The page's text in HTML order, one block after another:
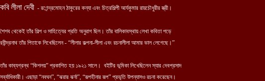
কবি লীলা দেবী - রণেন্দ্রমোহন ঠাকুরের কন্যা এবং চিত্রশিল্পী আর্যকুমার রায়চৌধুরীর স্ত্রী।
শৈশব থেকেই তাঁর শিল্প ও সাহিত্যের প্রতি অনুরাগ ছিল। তাঁর বালিকাবস্থায় লেখা কবিতা পড়ে
রবীন্দ্রনাথ তাঁর পিতাকে লিখেছিলেন - “লীলার কল্পনা-লীলা এবং রচনালীলা আমার ভাল লেগেছে।”
তাঁর কাব্যগ্রন্থ “কিশলয়” প্রকাশিত হয় ১৯২১ সালে। বইটির ভূমিকা লিখেছিলেন স্যার দেবপ্রসাদ
সর্ব্বাধিকারী। এছাড়া “নবঘন”, “ঝরার ঝর্না”, “রূপহীনার রূপ” প্রভৃতি উপন্যাসও রচনা করেছেন।